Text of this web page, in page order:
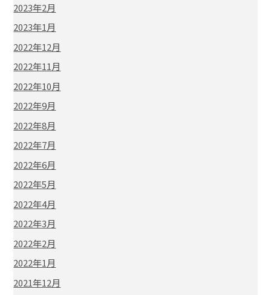
2023年2月
2023年1月
2022年12月
2022年11月
2022年10月
2022年9月
2022年8月
2022年7月
2022年6月
2022年5月
2022年4月
2022年3月
2022年2月
2022年1月
2021年12月